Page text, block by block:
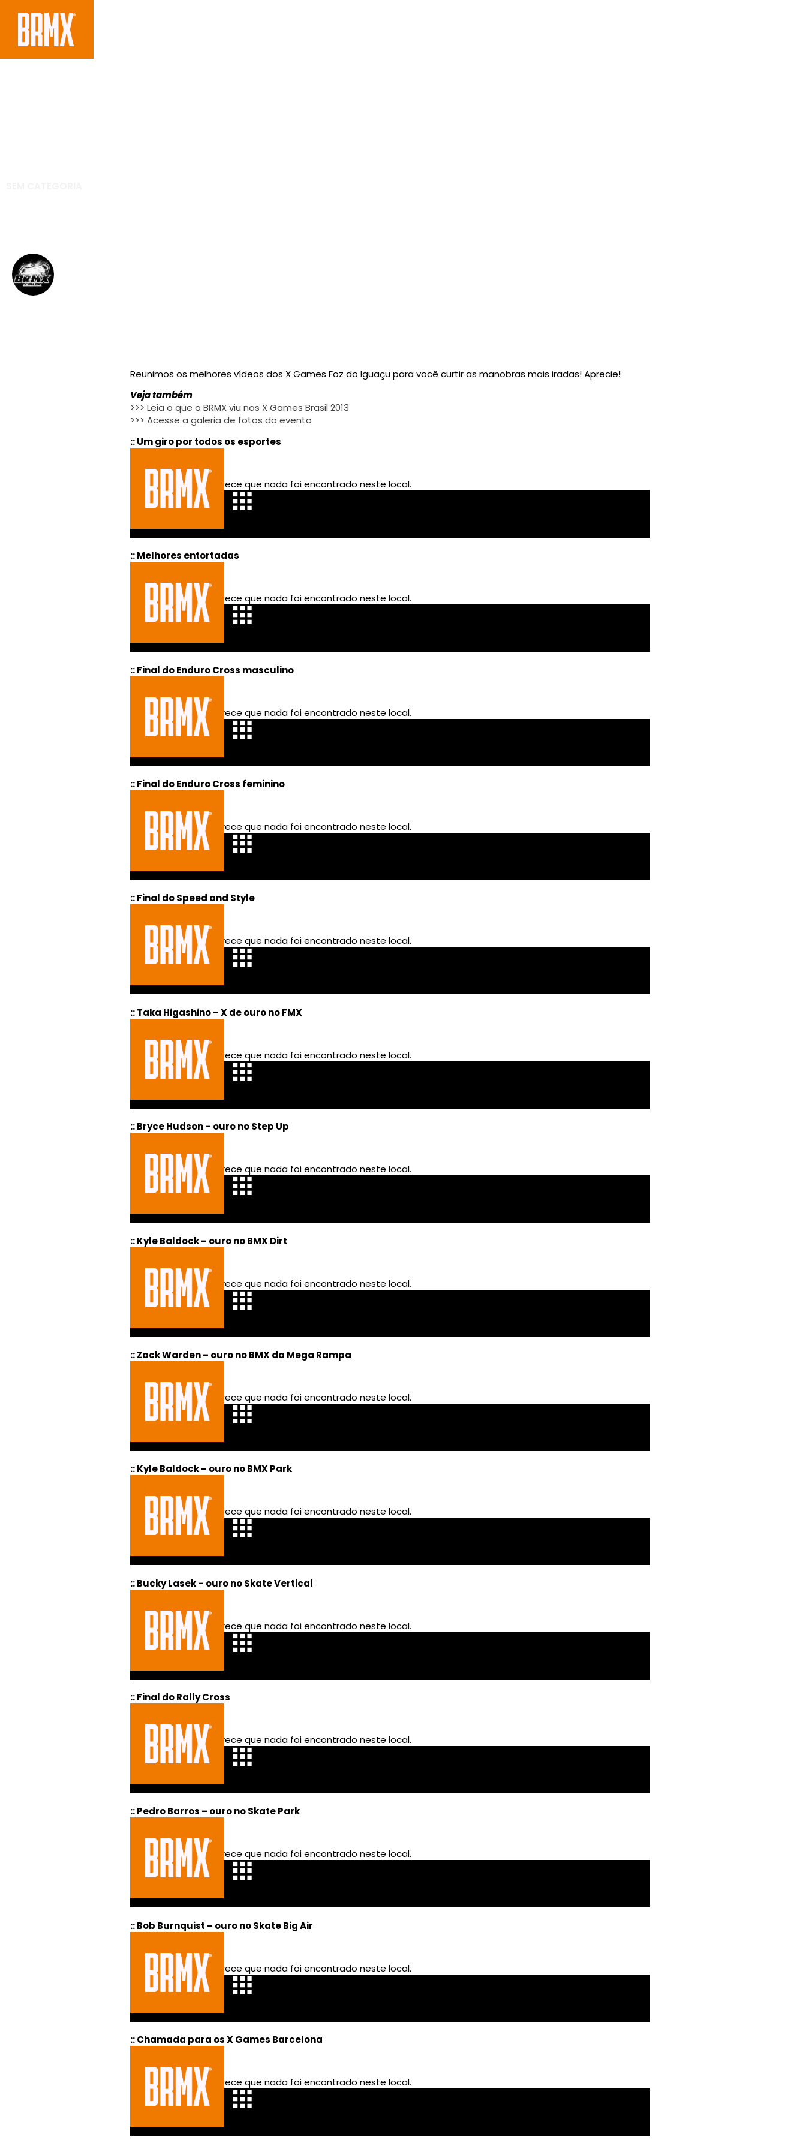
Reunimos os melhores vídeos dos X Games Foz do Iguaçu para você curtir as manobras mais iradas! Aprecie!
Veja também
>>> Leia o que o BRMX viu nos X Games Brasil 2013
>>> Acesse a galeria de fotos do evento
:: Um giro por todos os esportes
:: Melhores entortadas
:: Final do Enduro Cross masculino
:: Final do Enduro Cross feminino
:: Final do Speed and Style
:: Taka Higashino – X de ouro no FMX
:: Bryce Hudson – ouro no Step Up
:: Kyle Baldock – ouro no BMX Dirt
:: Zack Warden – ouro no BMX da Mega Rampa
:: Kyle Baldock – ouro no BMX Park
:: Bucky Lasek – ouro no Skate Vertical
:: Final do Rally Cross
:: Pedro Barros – ouro no Skate Park
:: Bob Burnquist – ouro no Skate Big Air
:: Chamada para os X Games Barcelona